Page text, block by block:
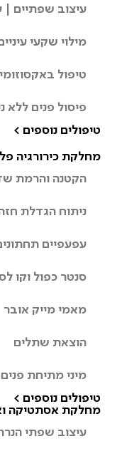
עיצוב שפתיים |
מילוי שקעי
טיפול
פיסול פנים ללא
טיפולים נוספים >
מחלקת כירורגיה
הקטנה והרמת
ניתוח הגדלת
עפעפיים
סנטר כפול וקו
מאמי מייק אובר
הוצאת שתלים
מיני מתיחת פנים
טיפולים נוספים >
מחלקת אסתטיקה
עיצוב שפתי